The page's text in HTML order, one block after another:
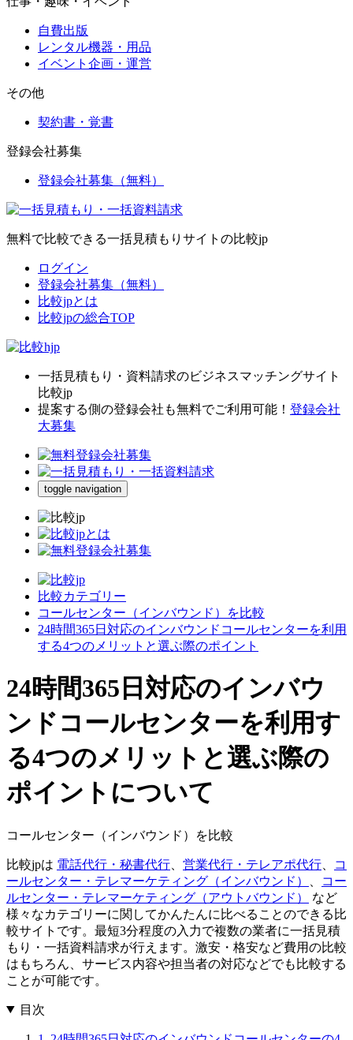
自費出版
レンタル機器・用品
イベント企画・運営
その他
契約書・覚書
登録会社募集
登録会社募集（無料）
無料で比較できる一括見積もりサイトの比較jp
ログイン
登録会社募集（無料）
比較jpとは
比較jpの総合TOP
一括見積もり・資料請求のビジネスマッチングサイト
比較jp
提案する側の登録会社も無料でご利用可能！ 登録会社
大募集
toggle navigation
比較カテゴリー
コールセンター（インバウンド）を比較
24時間365日対応のインバウンドコールセンターを利用
する4つのメリットと選ぶ際のポイント
24時間365日対応のインバウ
ンドコールセンターを利用す
る4つのメリットと選ぶ際の
ポイントについて
コールセンター（インバウンド）を比較
比較jpは 電話代行・秘書代行 営業代行・テレアポ代行
コ
ールセンター・テレマーケティング（インバウンド）
コー
ルセンター・テレマーケティング（アウトバウンド）
など
様々なカテゴリーに関してかんたんに比べることのできる比
較サイトです。最短3分程度の入力で複数の業者に一括見積
もり・一括資料請求が行えます。激安・格安など費用の比較
はもちろん、サービス内容や担当者の対応などでも比較する
ことが可能です。
目次